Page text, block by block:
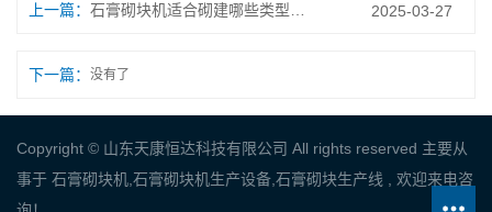
上一篇： 2025-03-27
下一篇： 没有了
Copyright © 山东天康恒达科技有限公司 All rights reserved 主要从
事于 石膏砌块机,石膏砌块机生产设备,石膏砌块生产线 , 欢迎来电咨